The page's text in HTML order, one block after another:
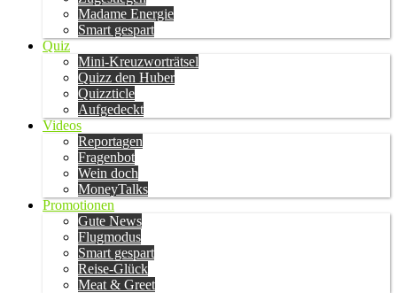
Madame Energie
Smart gespart
Quiz
Mini-Kreuzworträtsel
Quizz den Huber
Quizzticle
Aufgedeckt
Videos
Reportagen
Fragenbot
Wein doch
MoneyTalks
Promotionen
Gute News
Flugmodus
Smart gespart
Reise-Glück
Meat & Greet